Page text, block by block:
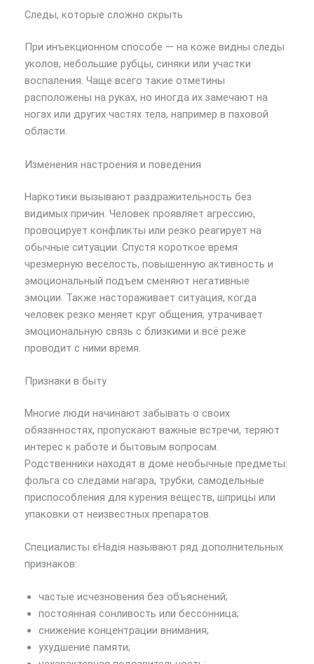
Следы, которые сложно скрыть
При инъекционном способе — на коже видны следы
уколов, небольшие рубцы, синяки или участки
воспаления. Чаще всего такие отметины
расположены на руках, но иногда их замечают на
ногах или других частях тела, например в паховой
области.
Изменения настроения и поведения
Наркотики вызывают раздражительность без
видимых причин. Человек проявляет агрессию,
провоцирует конфликты или резко реагирует на
обычные ситуации. Спустя короткое время
чрезмерную веселость, повышенную активность и
эмоциональный подъем сменяют негативные
эмоции. Также настораживает ситуация, когда
человек резко меняет круг общения, утрачивает
эмоциональную связь с близкими и всё реже
проводит с ними время.
Признаки в быту
Многие люди начинают забывать о своих
обязанностях, пропускают важные встречи, теряют
интерес к работе и бытовым вопросам.
Родственники находят в доме необычные предметы:
фольга со следами нагара, трубки, самодельные
приспособления для курения веществ, шприцы или
упаковки от неизвестных препаратов.
Специалисты єНадія называют ряд дополнительных
признаков:
частые исчезновения без объяснений;
постоянная сонливость или бессонница;
снижение концентрации внимания;
ухудшение памяти;